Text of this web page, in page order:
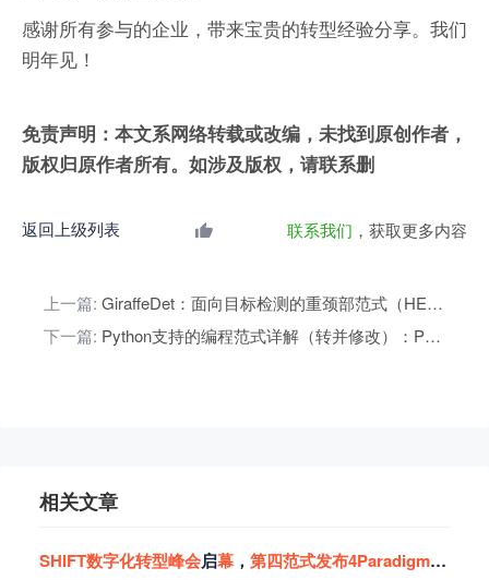
感谢所有参与的企业，带来宝贵的转型经验分享。我们
明年见！
免责声明：本文系网络转载或改编，未找到原创作者，
版权归原作者所有。如涉及版权，请联系删
返回上级列表 联系我们 ，获取更多内容
上一篇:
GiraffeDet：面向目标检测的重颈部范式（HEAVY-NECK PARADIGM FOR OBJECT DETECTION）
下一篇:
Python支持的编程范式详解（转并修改）：Python编程范式（Programming Paradigm）
相关文章
SHIFT数字化转型峰会启幕 ， 第四范式发布4Paradigm Shift